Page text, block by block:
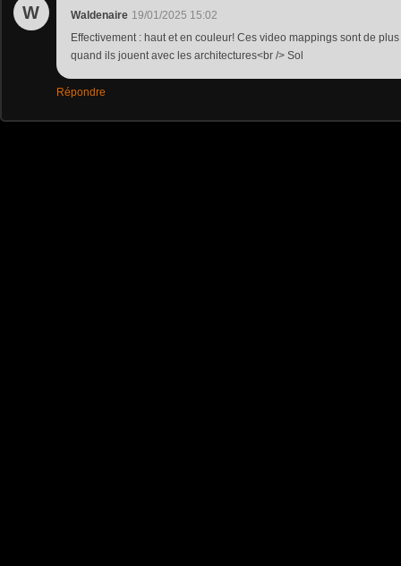
W Waldenaire 19/01/2025 15:02
Effectivement : haut et en couleur! Ces video mappings sont de
quand ils jouent avec les architectures<br /> Sol
Répondre